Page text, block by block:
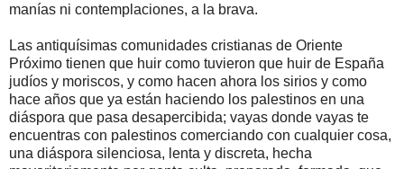
manías ni contemplaciones, a la brava.
Las antiquísimas comunidades cristianas de Oriente
Próximo tienen que huir como tuvieron que huir de España
judíos y moriscos, y como hacen ahora los sirios y como
hace años que ya están haciendo los palestinos en una
diáspora que pasa desapercibida; vayas donde vayas te
encuentras con palestinos comerciando con cualquier cosa,
una diáspora silenciosa, lenta y discreta, hecha